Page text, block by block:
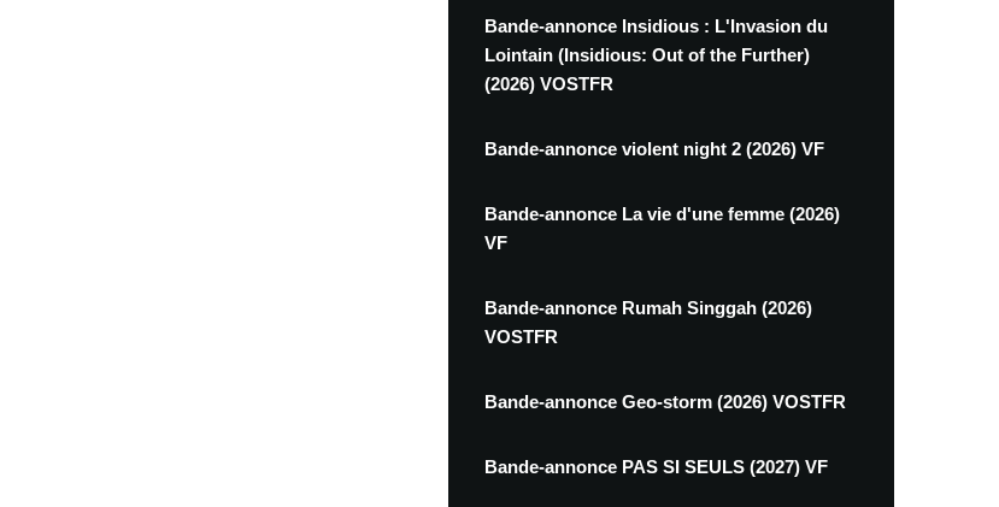
Bande-annonce Insidious : L'Invasion du
Lointain (Insidious: Out of the Further)
(2026) VOSTFR
Bande-annonce violent night 2 (2026) VF
Bande-annonce La vie d'une femme (2026)
VF
Bande-annonce Rumah Singgah (2026)
VOSTFR
Bande-annonce Geo-storm (2026) VOSTFR
Bande-annonce PAS SI SEULS (2027) VF